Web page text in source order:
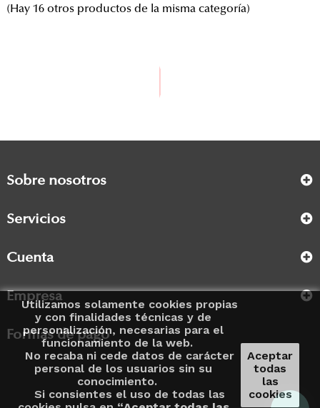
Utilizamos solamente cookies propias
y con finalidades técnicas y de
personalización, necesarias para el
funcionamiento de la web.
No recaba ni cede datos de carácter
personal de los usuarios sin su
conocimiento.
Si consientes el uso de todas las
Aceptar
todas
las
cookies
(Hay 16 otros productos de la misma categoría)
Sobre nosotros
Servicios
Cuenta
Empresa
Formas de pago